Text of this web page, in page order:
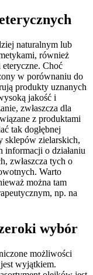
naturalnym lub
również
Choć
w porównaniu do
produkty uznanych
jakość i
zwłaszcza dla
z produktami
tak dogłębnej
sklepów zielarskich,
informacji o działaniu
zwłaszcza tych o
Warto
można tam
np. na
wybór
możliwości
wyjątkiem.